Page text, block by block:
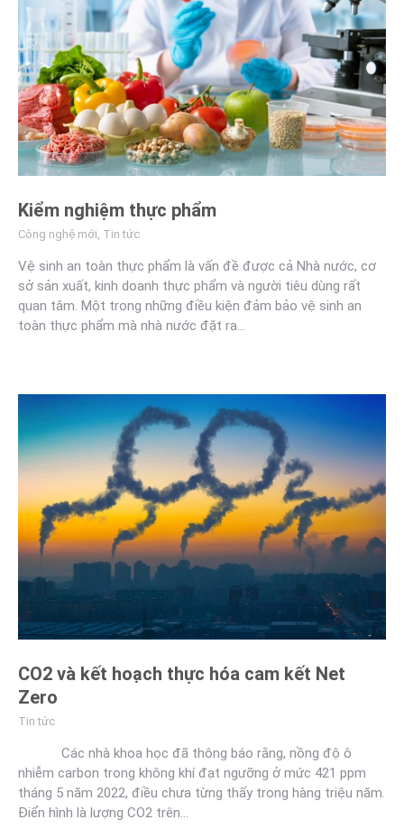
Kiểm nghiệm thực phẩm
Công nghệ mới Tin tức
Vệ sinh an toàn thực phẩm là vấn đề được cả Nhà nước, cơ
sở sản xuất, kinh doanh thực phẩm và người tiêu dùng rất
quan tâm. Một trong những điều kiện đảm bảo vệ sinh an
toàn thực phẩm mà nhà nước đặt ra…
CO2 và kết hoạch thực hóa cam kết Net
Zero
Tin tức
Các nhà khoa học đã thông báo rằng, nồng độ ô
nhiễm carbon trong không khí đạt ngưỡng ở mức 421 ppm
tháng 5 năm 2022, điều chưa từng thấy trong hàng triệu năm.
Điển hình là lượng CO2 trên…